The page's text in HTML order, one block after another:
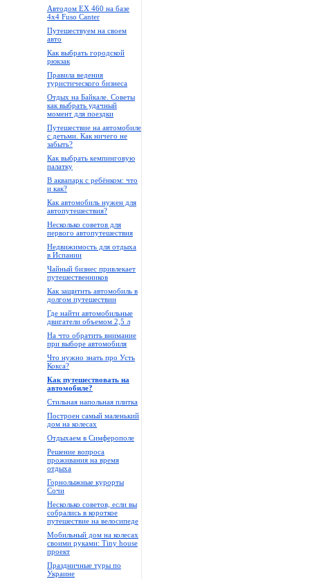
Автодом EX 460 на базе
4x4 Fuso Canter
Путешествуем на своем
авто
Как выбрать городской
рюкзак
Правила ведения
туристического бизнеса
Отдых на Байкале. Советы
как выбрать удачный
момент для поездки
Путешествие на автомобиле
с детьми. Как ничего не
забыть?
Как выбрать кемпинговую
палатку
В аквапарк с ребёнком: что
и как?
Как автомобиль нужен для
автопутешествия?
Несколько советов для
первого автопутешествия
Недвижимость для отдыха
в Испании
Чайный бизнес привлекает
путешественников
Как защитить автомобиль в
долгом путешествии
Где найти автомобильные
двигатели объемом 2,5 л
На что обратить внимание
при выборе автомобиля
Что нужно знать про Усть
Кокса?
Как путешествовать на
автомобиле?
Стильная напольная плитка
Построен самый маленький
дом на колесах
Отдыхаем в Симферополе
Решение вопроса
проживания на время
отдыха
Горнолыжные курорты
Сочи
Несколько советов, если вы
собрались в короткое
путешествие на велосипеде
Мобильный дом на колесах
своими руками: Tiny house
проект
Праздничные туры по
Украине